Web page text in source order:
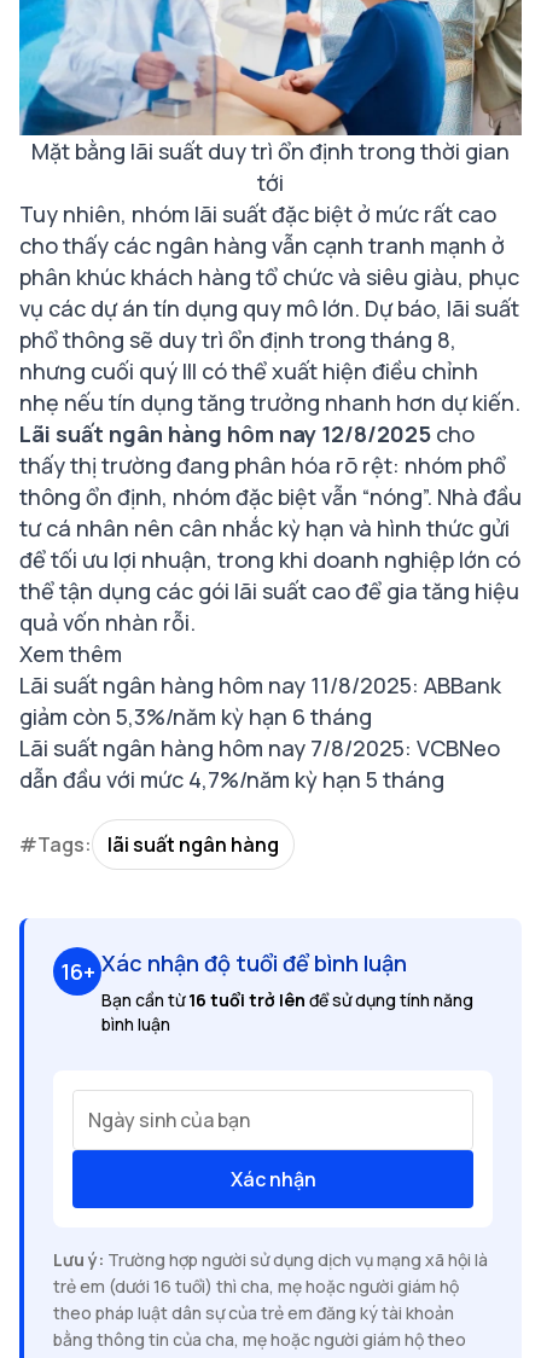
Mặt bằng lãi suất duy trì ổn định trong thời gian
tới
Tuy nhiên, nhóm lãi suất đặc biệt ở mức rất cao
cho thấy các ngân hàng vẫn cạnh tranh mạnh ở
phân khúc khách hàng tổ chức và siêu giàu, phục
vụ các dự án tín dụng quy mô lớn. Dự báo, lãi suất
phổ thông sẽ duy trì ổn định trong tháng 8,
nhưng cuối quý III có thể xuất hiện điều chỉnh
nhẹ nếu tín dụng tăng trưởng nhanh hơn dự kiến.
Lãi suất ngân hàng hôm nay 12/8/2025 cho
thấy thị trường đang phân hóa rõ rệt: nhóm phổ
thông ổn định, nhóm đặc biệt vẫn “nóng”. Nhà đầu
tư cá nhân nên cân nhắc kỳ hạn và hình thức gửi
để tối ưu lợi nhuận, trong khi doanh nghiệp lớn có
thể tận dụng các gói lãi suất cao để gia tăng hiệu
quả vốn nhàn rỗi.
Xem thêm
Lãi suất ngân hàng hôm nay 11/8/2025: ABBank
giảm còn 5,3%/năm kỳ hạn 6 tháng
Lãi suất ngân hàng hôm nay 7/8/2025: VCBNeo
dẫn đầu với mức 4,7%/năm kỳ hạn 5 tháng
#Tags: lãi suất ngân hàng
16+ Xác nhận độ tuổi để bình luận
Bạn cần từ16 tuổi trở lên để sử dụng tính năng
bình luận
Ngày sinh của bạn
Xác nhận
Lưu ý: Trường hợp người sử dụng dịch vụ mạng xã hội là
trẻ em (dưới 16 tuổi) thì cha, mẹ hoặc người giám hộ
theo pháp luật dân sự của trẻ em đăng ký tài khoản
bằng thông tin của cha, mẹ hoặc người giám hộ theo